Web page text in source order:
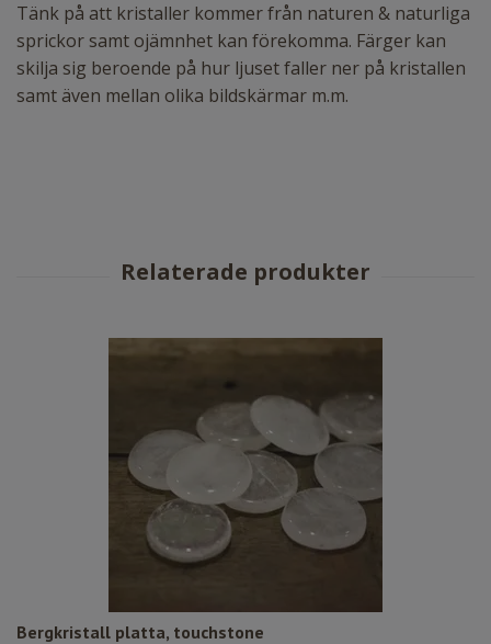
Tänk på att kristaller kommer från naturen & naturliga
sprickor samt ojämnhet kan förekomma. Färger kan
skilja sig beroende på hur ljuset faller ner på kristallen
samt även mellan olika bildskärmar m.m.
Bergkristall platta, touchstone